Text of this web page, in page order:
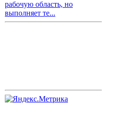
рабочую область, но
выполняет те...